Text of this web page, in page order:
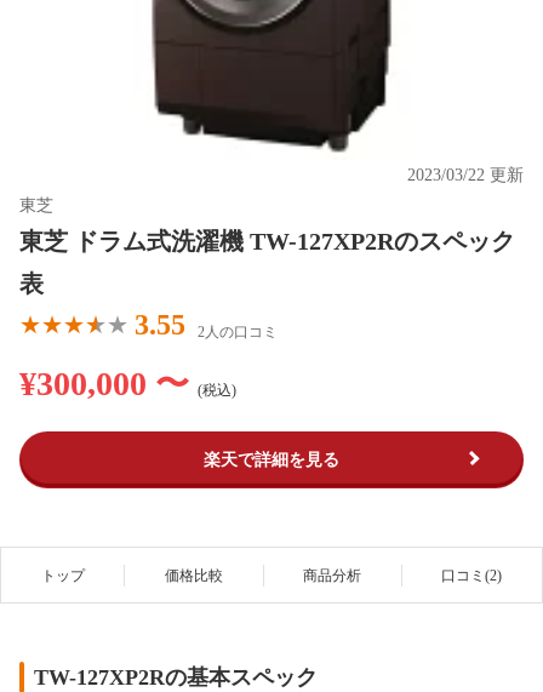
2023/03/22 更新
東芝
東芝 ドラム式洗濯機 TW-127XP2Rのスペック
表
3.55 2人の口コミ
¥300,000 〜 (税込)
楽天で詳細を見る
トップ 価格比較 商品分析 口コミ(2)
TW-127XP2Rの基本スペック